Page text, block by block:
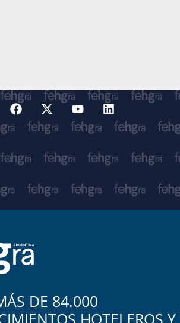
DE 84.000
HOTELEROS Y